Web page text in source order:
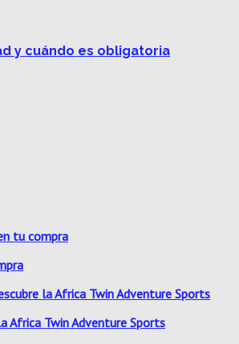
y cuándo es obligatoria
Africa Twin Adventure Sports